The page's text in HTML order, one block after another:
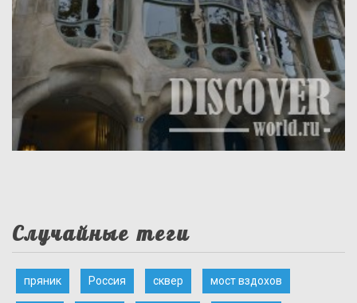
Случайные теги
пряник Россия сквер мост вздохов